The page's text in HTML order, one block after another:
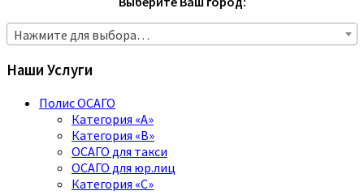
Нажмите для выбора…
Наши Услуги
Полис ОСАГО
Категория «A»
Категория «B»
ОСАГО для такси
ОСАГО для юр.лиц
Категория «C»